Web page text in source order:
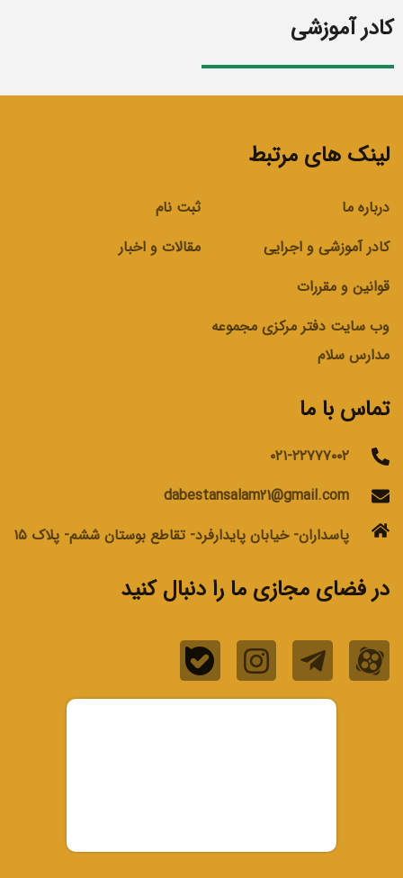
کادر آموزشی
لینک های مرتبط
درباره ما
ثبت نام
کادر آموزشی و اجرایی
مقالات و اخبار
قوانین و مقررات
وب سایت دفتر مرکزی مجموعه
مدارس سلام
تماس با ما
۰۲۱-۲۲۷۷۷۰۰۲
dabestansalam21@gmail.com
پاسداران- خیابان پایدارفرد- تقاطع بوستان ششم- پلاک ۱۵
در فضای مجازی ما را دنبال کنید